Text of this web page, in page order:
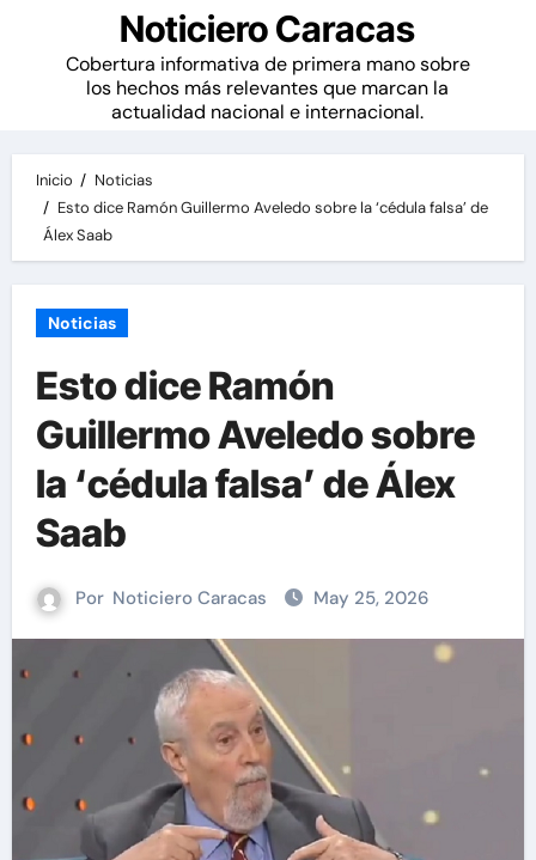
Noticiero Caracas
Cobertura informativa de primera mano sobre
los hechos más relevantes que marcan la
actualidad nacional e internacional.
Inicio
Noticias
Esto dice Ramón Guillermo Aveledo sobre la ‘cédula falsa’ de
Álex Saab
Noticias
Esto dice Ramón
Guillermo Aveledo sobre
la ‘cédula falsa’ de Álex
Saab
Por Noticiero Caracas May 25, 2026